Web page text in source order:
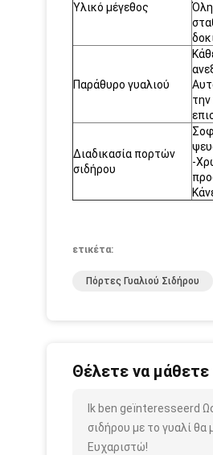
Υλικό μέγεθος
Όλη
Παράθυρο γυαλιού
Διαδικασία πορτών
σιδήρου
-
ετικέτα:
Πόρτες Γυαλιού Σιδήρου
Θέλετε να
Ik ben geïnteresseerd
σιδήρου με το γυαλί
Ευχαριστώ!